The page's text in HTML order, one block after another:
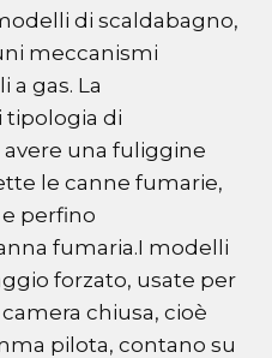
di scaldabagno,
meccanismi
a gas. La
tipologia di
una fuliggine
le canne fumarie,
perfino
fumaria.I modelli
forzato, usate per
chiusa, cioè
pilota, contano su